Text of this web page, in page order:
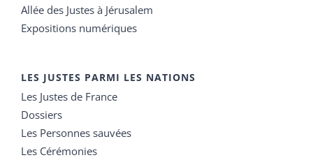
Allée des Justes à Jérusalem
Expositions numériques
LES JUSTES PARMI LES NATIONS
Les Justes de France
Dossiers
Les Personnes sauvées
Les Cérémonies